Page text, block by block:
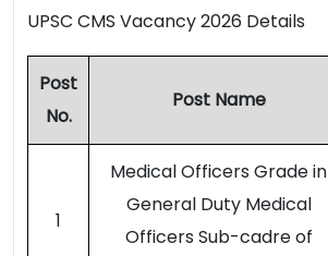
UPSC CMS Vacancy 2026 Details
Post
No.
Post Name
1
Medical Officers Grade in
General Duty Medical
Officers Sub-cadre of